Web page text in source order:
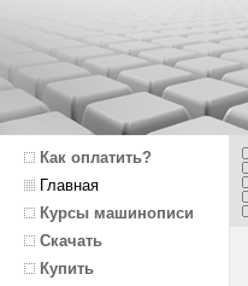
Как оплатить?
Главная
Курсы машинописи
Скачать
Купить